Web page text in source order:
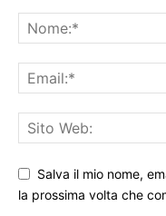
Salva il mio nome,
la prossima volta che